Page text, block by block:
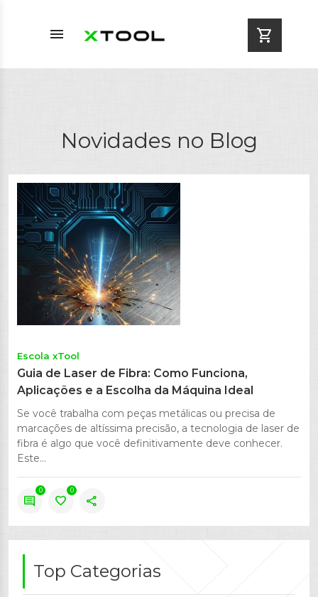
menu shopping_cart
Novidades no Blog
Escola xTool
Guia de Laser de Fibra: Como Funciona,
Aplicações e a Escolha da Máquina Ideal
Se você trabalha com peças metálicas ou precisa de
marcações de altíssima precisão, a tecnologia de laser de
fibra é algo que você definitivamente deve conhecer.
Este...
comment
0
favorite
0
share
Top Categorias